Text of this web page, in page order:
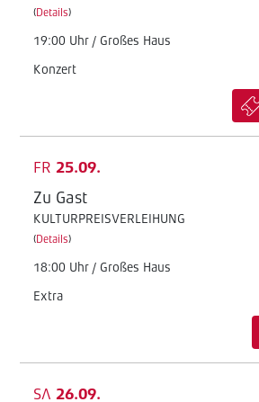
(Details)
19:00 Uhr / Großes Haus
Konzert
FR 25.09.
Zu Gast
KULTURPREISVERLEIHUNG
(Details)
18:00 Uhr / Großes Haus
Extra
SA 26.09.